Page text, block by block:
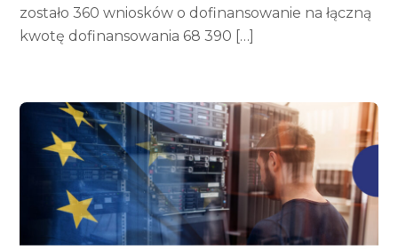
zostało 360 wniosków o dofinansowanie na łączną
kwotę dofinansowania 68 390 […]